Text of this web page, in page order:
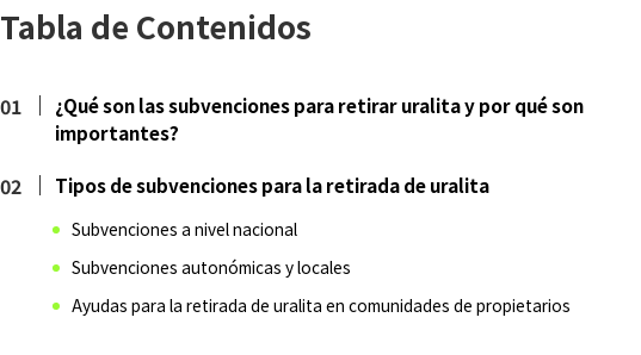
Tabla de Contenidos
¿Qué son las subvenciones para retirar uralita y por qué son
importantes?
Tipos de subvenciones para la retirada de uralita
Subvenciones a nivel nacional
Subvenciones autonómicas y locales
Ayudas para la retirada de uralita en comunidades de propietarios